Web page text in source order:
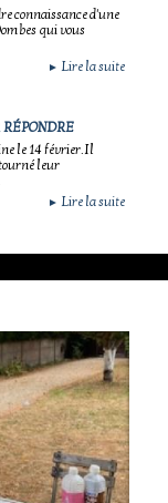
connaissance d'une
qui vous
► Lire la suite
le 14 février.Il
leur
► Lire la suite